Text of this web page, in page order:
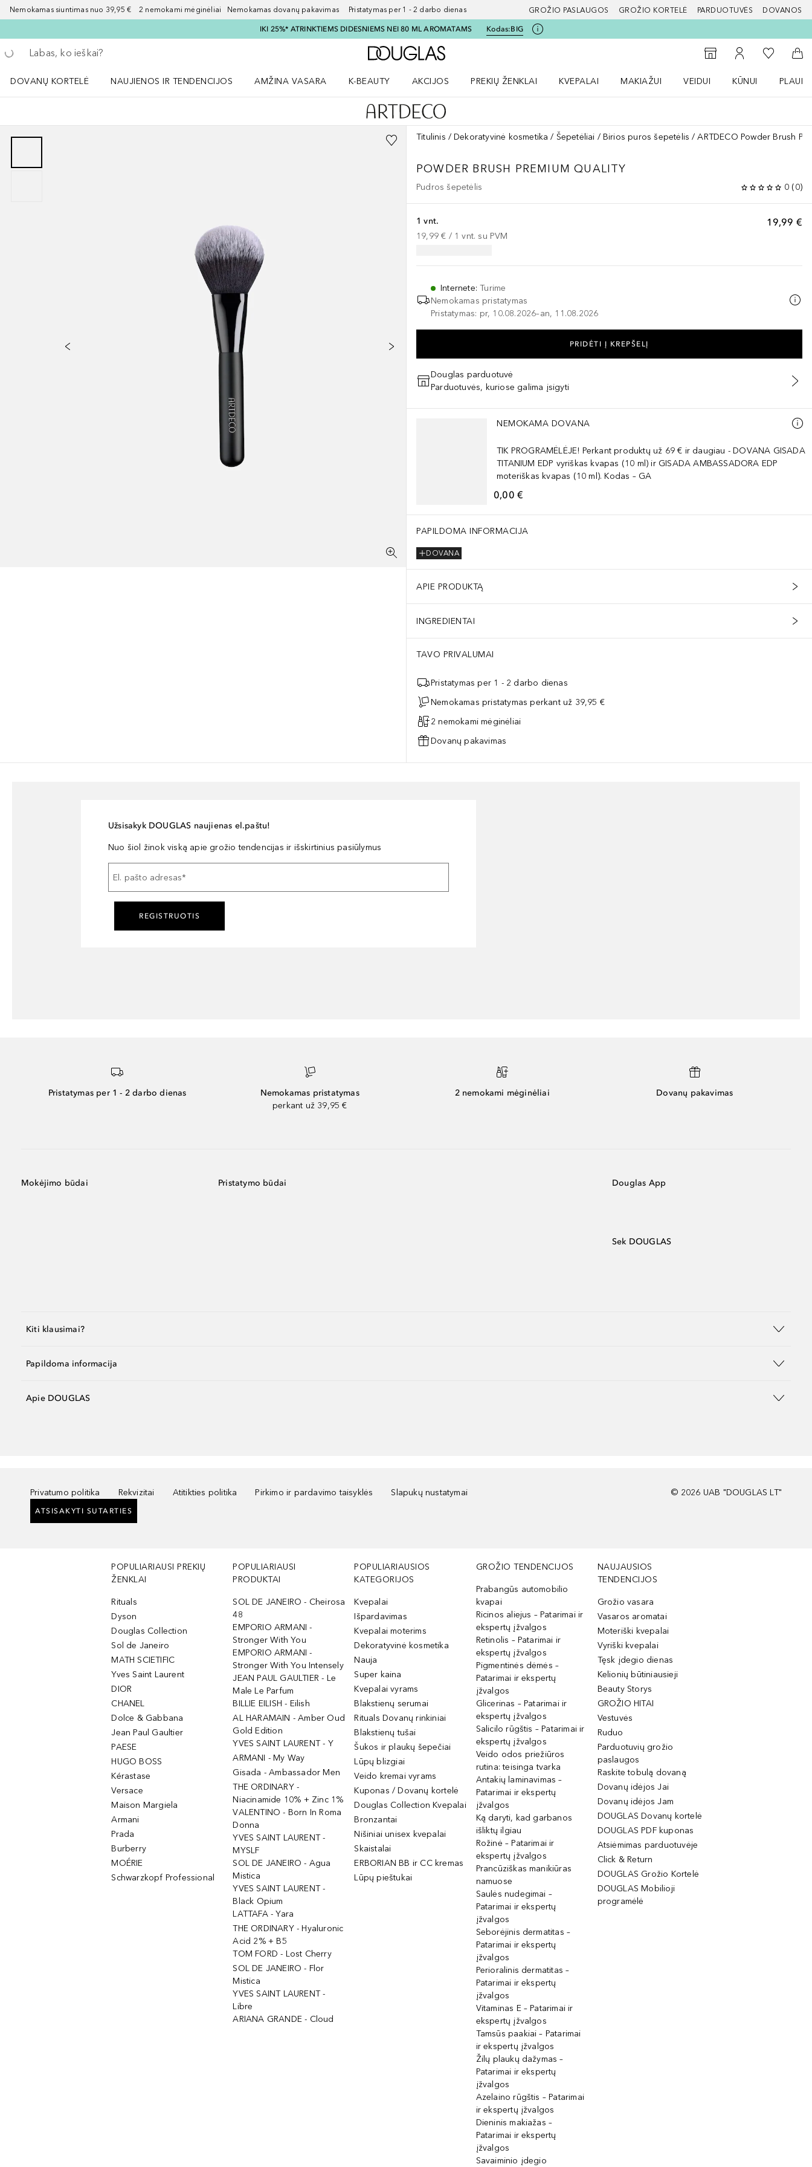
Nemokamas siuntimas nuo 39,95 € 2 nemokami mėginėliai Nemokamas dovanų pakavimas Pristatymas per 1 - 2 darbo dienas GROŽIO PASLAUGOS GROŽIO KORTELĖ PARDUOTUVĖS DOVANOS
IKI 25%* ATRINKTIEMS DIDESNIEMS NEI 80 ML AROMATAMS Kodas:BIG
Grįžk atgal
Vykdykite paiešką
Į Douglas pagrindinį puslapį
Į parduotuvių paiešką
Į mano paskyrą
Į mano
Į
DOVANŲ KORTELĖ
NAUJIENOS IR TENDENCIJOS
AMŽINA VASARA
K-BEAUTY
AKCIJOS
PREKIŲ ŽENKLAI
KVEPALAI
MAKIAŽUI
VEIDUI
KŪNUI
Titulinis Dekoratyvinė kosmetika Šepetėliai Birios puros šepetėlis ARTDECO Powder Brush
POWDER BRUSH PREMIUM QUALITY
Pudros šepetėlis 0 (0)
19,99 €
1 vnt.
19,99 € / 1 vnt. su PVM
Internete:Turime
Nemokamas pristatymas
Pristatymas: pr, 10.08.2026–an, 11.08.2026
PRIDĖTI Į KREPŠELĮ
Douglas parduotuvė
Parduotuvės, kuriose galima įsigyti
Praleisti slankiklį
NEMOKAMA DOVANA
TIK PROGRAMĖLĖJE! Perkant produktų už 69 € ir daugiau - DOVANA GISADA
TITANIUM EDP vyriškas kvapas (10 ml) ir GISADA AMBASSADORA EDP
moteriškas kvapas (10 ml). Kodas – GA
0,00 €
PAPILDOMA INFORMACIJA
DOVANA
APIE PRODUKTĄ
INGREDIENTAI
TAVO PRIVALUMAI
Pristatymas per 1 - 2 darbo dienas
Nemokamas pristatymas perkant už 39,95 €
2 nemokami mėginėliai
Dovanų pakavimas
Užsisakyk DOUGLAS naujienas el.paštu!
Nuo šiol žinok viską apie grožio tendencijas ir išskirtinius pasiūlymus
El. pašto adresas*
REGISTRUOTIS
Pristatymas per 1 - 2 darbo dienas
Nemokamas pristatymas
perkant už 39,95 €
2 nemokami mėginėliai Dovanų pakavimas
Mokėjimo būdai Pristatymo būdai Douglas App
Sek DOUGLAS
Kiti klausimai?
Papildoma informacija
Apie DOUGLAS
Privatumo politika Rekvizitai Atitikties politika Pirkimo ir pardavimo taisyklės Slapukų nustatymai
ATSISAKYTI SUTARTIES
© 2026 UAB "DOUGLAS LT"
POPULIARIAUSI PREKIŲ
ŽENKLAI
Rituals
Dyson
Douglas Collection
Sol de Janeiro
MATH SCIETIFIC
Yves Saint Laurent
DIOR
CHANEL
Dolce & Gabbana
Jean Paul Gaultier
PAESE
HUGO BOSS
Kérastase
Versace
Maison Margiela
Armani
Prada
Burberry
MOÉRIE
Schwarzkopf Professional
POPULIARIAUSI
PRODUKTAI
SOL DE JANEIRO - Cheirosa
48
EMPORIO ARMANI -
Stronger With You
EMPORIO ARMANI -
Stronger With You Intensely
JEAN PAUL GAULTIER - Le
Male Le Parfum
BILLIE EILISH - Eilish
AL HARAMAIN - Amber Oud
Gold Edition
YVES SAINT LAURENT - Y
ARMANI - My Way
Gisada - Ambassador Men
THE ORDINARY -
Niacinamide 10% + Zinc 1%
VALENTINO - Born In Roma
Donna
YVES SAINT LAURENT -
MYSLF
SOL DE JANEIRO - Agua
Mistica
YVES SAINT LAURENT -
Black Opium
LATTAFA - Yara
THE ORDINARY - Hyaluronic
Acid 2% + B5
TOM FORD - Lost Cherry
SOL DE JANEIRO - Flor
Mistica
YVES SAINT LAURENT -
Libre
ARIANA GRANDE - Cloud
POPULIARIAUSIOS
KATEGORIJOS
Kvepalai
Išpardavimas
Kvepalai moterims
Dekoratyvinė kosmetika
Nauja
Super kaina
Kvepalai vyrams
Blakstienų serumai
Rituals Dovanų rinkiniai
Blakstienų tušai
Šukos ir plaukų šepečiai
Lūpų blizgiai
Veido kremai vyrams
Kuponas / Dovanų kortelė
Douglas Collection Kvepalai
Bronzantai
Nišiniai unisex kvepalai
Skaistalai
ERBORIAN BB ir CC kremas
Lūpų pieštukai
GROŽIO TENDENCIJOS
Prabangūs automobilio
kvapai
Ricinos aliejus – Patarimai ir
ekspertų įžvalgos
Retinolis – Patarimai ir
ekspertų įžvalgos
Pigmentinės dėmės –
Patarimai ir ekspertų
įžvalgos
Glicerinas – Patarimai ir
ekspertų įžvalgos
Salicilo rūgštis – Patarimai ir
ekspertų įžvalgos
Veido odos priežiūros
rutina: teisinga tvarka
Antakių laminavimas –
Patarimai ir ekspertų
įžvalgos
Ką daryti, kad garbanos
išliktų ilgiau
Rožinė – Patarimai ir
ekspertų įžvalgos
Prancūziškas manikiūras
namuose
Saulės nudegimai –
Patarimai ir ekspertų
įžvalgos
Seborėjinis dermatitas –
Patarimai ir ekspertų
įžvalgos
Perioralinis dermatitas –
Patarimai ir ekspertų
įžvalgos
Vitaminas E – Patarimai ir
ekspertų įžvalgos
Tamsūs paakiai – Patarimai
ir ekspertų įžvalgos
Žilų plaukų dažymas –
Patarimai ir ekspertų
įžvalgos
Azelaino rūgštis – Patarimai
ir ekspertų įžvalgos
Dieninis makiažas –
Patarimai ir ekspertų
įžvalgos
Savaiminio įdegio
NAUJAUSIOS
TENDENCIJOS
Grožio vasara
Vasaros aromatai
Moteriški kvepalai
Vyriški kvepalai
Tęsk įdegio dienas
Kelionių būtiniausieji
Beauty Storys
GROŽIO HITAI
Vestuvės
Ruduo
Parduotuvių grožio
paslaugos
Raskite tobulą dovaną
Dovanų idėjos Jai
Dovanų idėjos Jam
DOUGLAS Dovanų kortelė
DOUGLAS PDF kuponas
Atsiėmimas parduotuvėje
Click & Return
DOUGLAS Grožio Kortelė
DOUGLAS Mobilioji
programėlė